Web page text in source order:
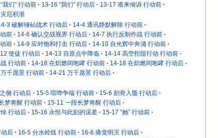
我们” 行动前 13-16 “我们” 行动后
13-17 谁来倾诉 行动前
厄积渐
3 破解锤砧战术 行动后
14-4 通讯静默解除 行动前
前 14-6 确认交战视界 行动后
14-7 执行反制作战 行动前
前 14-9 应对饱和打击 行动后
14-10 自光辉中奔涌 行动前
使徒 行动后 14-13 自原点中降临
14-14 高空拒阻行动 行动前
行动前 14-18 在炽燃间咆哮 行动前
14-18 在炽燃间咆哮 行动后
千愿景 行动前
14-21 万千愿景 行动后
侧 行动后 15-5 喧哗争端 行动前
15-6 刻骨入髓 行动后
梦将醒 行动前
15-11 一段长梦将醒 行动后
行动后 15-16 永恒与此刻的误差
15-17 “她” 行动前
后 16-5 分水岭线 行动前
16-6 痛觉明灭 行动后